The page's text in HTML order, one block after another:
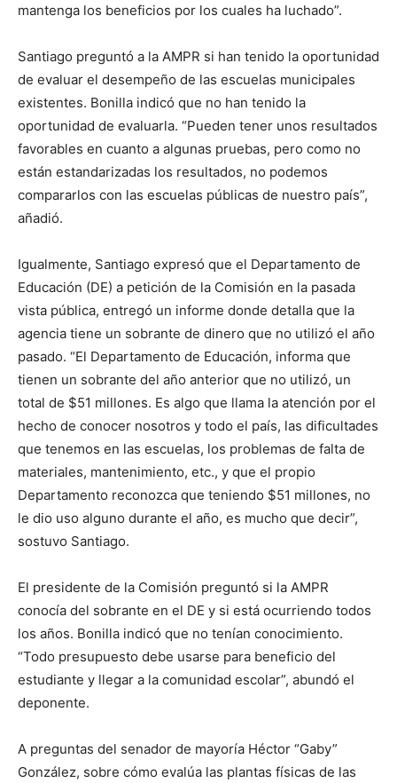
mantenga los beneficios por los cuales ha luchado”.
Santiago preguntó a la AMPR si han tenido la oportunidad
de evaluar el desempeño de las escuelas municipales
existentes. Bonilla indicó que no han tenido la
oportunidad de evaluarla. “Pueden tener unos resultados
favorables en cuanto a algunas pruebas, pero como no
están estandarizadas los resultados, no podemos
compararlos con las escuelas públicas de nuestro país”,
añadió.
Igualmente, Santiago expresó que el Departamento de
Educación (DE) a petición de la Comisión en la pasada
vista pública, entregó un informe donde detalla que la
agencia tiene un sobrante de dinero que no utilizó el año
pasado. “El Departamento de Educación, informa que
tienen un sobrante del año anterior que no utilizó, un
total de $51 millones. Es algo que llama la atención por el
hecho de conocer nosotros y todo el país, las dificultades
que tenemos en las escuelas, los problemas de falta de
materiales, mantenimiento, etc., y que el propio
Departamento reconozca que teniendo $51 millones, no
le dio uso alguno durante el año, es mucho que decir”,
sostuvo Santiago.
El presidente de la Comisión preguntó si la AMPR
conocía del sobrante en el DE y si está ocurriendo todos
los años. Bonilla indicó que no tenían conocimiento.
“Todo presupuesto debe usarse para beneficio del
estudiante y llegar a la comunidad escolar”, abundó el
deponente.
A preguntas del senador de mayoría Héctor “Gaby”
González, sobre cómo evalúa las plantas físicas de las